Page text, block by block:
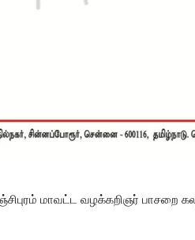
மாவட்ட வழக்கறிஞர் பாசறை